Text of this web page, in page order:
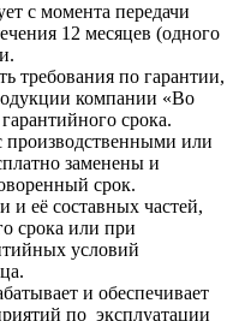
с момента передачи
12 месяцев (одного
требования по гарантии,
компании «Во
срока.
производственными или
заменены и
срок.
и её составных частей,
срока или при
условий
и обеспечивает
по эксплуатации